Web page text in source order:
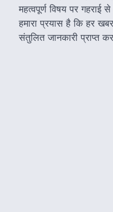
महत्वपूर्ण विषय पर गहराई से
हमारा प्रयास है कि हर
संतुलित जानकारी प्राप्त